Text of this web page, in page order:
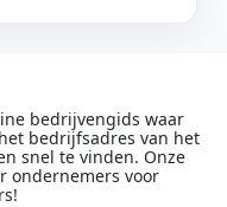
bedrijvengids waar
bedrijfsadres van het
snel te vinden. Onze
ondernemers voor